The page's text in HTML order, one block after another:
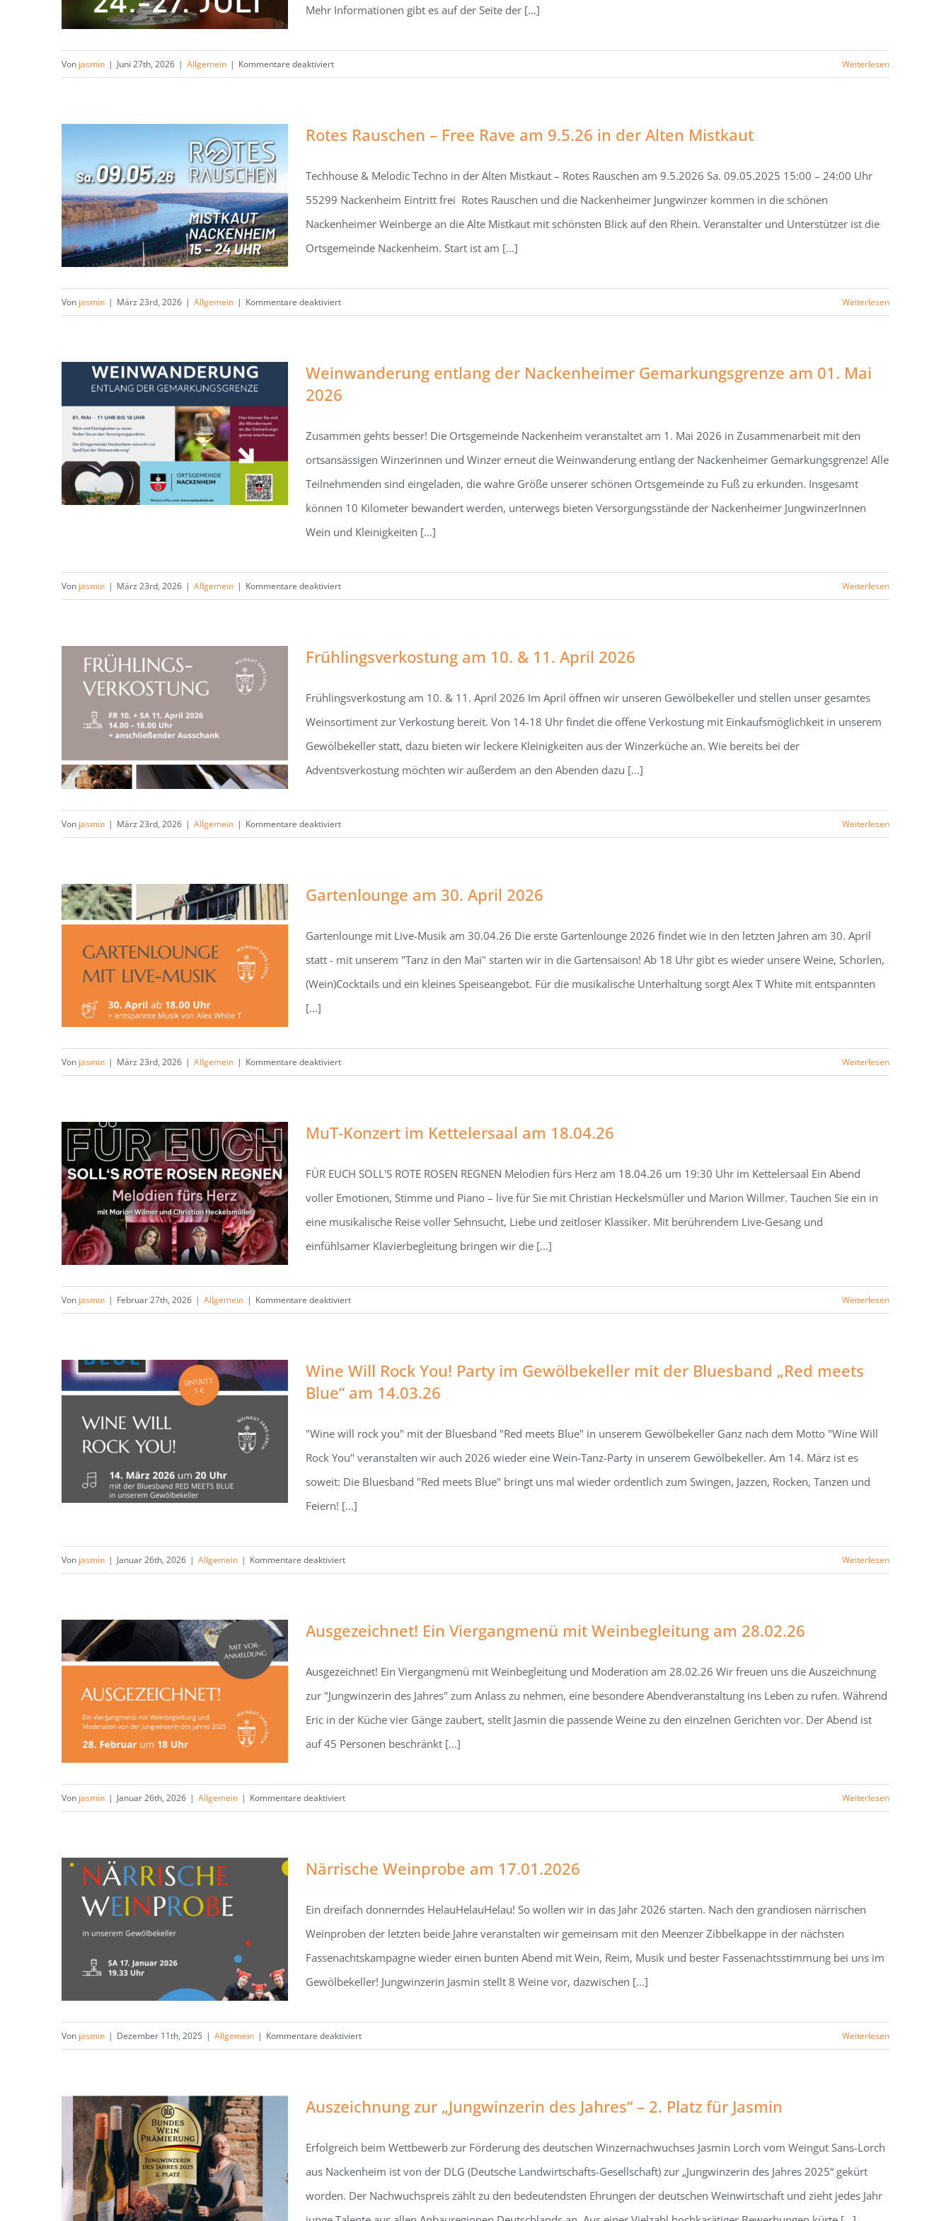
Mehr Informationen gibt es auf der Seite der [...]
Von jasmin | Juni 27th, 2026 | Allgemein | Kommentare deaktiviertfür
Weiterlesen
Rotes Rauschen – Free Rave am
9.5.26 in der Alten Mistkaut
Rotes Rauschen – Free Rave am 9.5.26 in der Alten Mistkaut
Techhouse & Melodic Techno in der Alten Mistkaut – Rotes Rauschen am 9.5.2026 Sa. 09.05.2025 15:00 – 24:00 Uhr
55299 Nackenheim Eintritt frei Rotes Rauschen und die Nackenheimer Jungwinzer kommen in die schönen
Nackenheimer Weinberge an die Alte Mistkaut mit schönsten Blick auf den Rhein. Veranstalter und Unterstützer ist die
Ortsgemeinde Nackenheim. Start ist am [...]
Von jasmin | März 23rd, 2026 | Allgemein | Kommentare deaktiviertfür
Free
Rave
9.5.26
in
Mistkaut
Weiterlesen
Weinwanderung entlang der
Nackenheimer
Gemarkungsgrenze am 01. Mai
2026
Weinwanderung entlang der Nackenheimer Gemarkungsgrenze am 01. Mai
2026
Zusammen gehts besser! Die Ortsgemeinde Nackenheim veranstaltet am 1. Mai 2026 in Zusammenarbeit mit den
ortsansässigen Winzerinnen und Winzer erneut die Weinwanderung entlang der Nackenheimer Gemarkungsgrenze! Alle
Teilnehmenden sind eingeladen, die wahre Größe unserer schönen Ortsgemeinde zu Fuß zu erkunden. Insgesamt
können 10 Kilometer bewandert werden, unterwegs bieten Versorgungsstände der Nackenheimer JungwinzerInnen
Wein und Kleinigkeiten [...]
Von jasmin | März 23rd, 2026 | Allgemein | Kommentare deaktiviertfür
Nackenheimer
am
01.
Weiterlesen
Frühlingsverkostung am 10. &
Frühlingsverkostung am 10. & 11. April 2026
Frühlingsverkostung am 10. & 11. April 2026 Im April öffnen wir unseren Gewölbekeller und stellen unser gesamtes
Weinsortiment zur Verkostung bereit. Von 14-18 Uhr findet die offene Verkostung mit Einkaufsmöglichkeit in unserem
Gewölbekeller statt, dazu bieten wir leckere Kleinigkeiten aus der Winzerküche an. Wie bereits bei der
Adventsverkostung möchten wir außerdem an den Abenden dazu [...]
Von jasmin | März 23rd, 2026 | Allgemein | Kommentare deaktiviertfür
&
April
2026
Weiterlesen
Gartenlounge am 30. April
2026
Gartenlounge am 30. April 2026
Gartenlounge mit Live-Musik am 30.04.26 Die erste Gartenlounge 2026 findet wie in den letzten Jahren am 30. April
statt - mit unserem "Tanz in den Mai" starten wir in die Gartensaison! Ab 18 Uhr gibt es wieder unsere Weine, Schorlen,
(Wein)Cocktails und ein kleines Speiseangebot. Für die musikalische Unterhaltung sorgt Alex T White mit entspannten
[...]
Von jasmin | März 23rd, 2026 | Allgemein | Kommentare deaktiviertfür
April
Weiterlesen
MuT-Konzert im Kettelersaal
am 18.04.26
MuT-Konzert im Kettelersaal am 18.04.26
FÜR EUCH SOLL'S ROTE ROSEN REGNEN Melodien fürs Herz am 18.04.26 um 19:30 Uhr im Kettelersaal Ein Abend
voller Emotionen, Stimme und Piano – live für Sie mit Christian Heckelsmüller und Marion Willmer. Tauchen Sie ein in
eine musikalische Reise voller Sehnsucht, Liebe und zeitloser Klassiker. Mit berührendem Live-Gesang und
einfühlsamer Klavierbegleitung bringen wir die [...]
Von jasmin | Februar 27th, 2026 | Allgemein | Kommentare deaktiviertfür
Kettelersaal
am
Weiterlesen
Wine Will Rock You! Party im
Gewölbekeller mit der
am 14.03.26
Wine Will Rock You! Party im Gewölbekeller mit der Bluesband „Red meets
Blue“ am 14.03.26
"Wine will rock you" mit der Bluesband "Red meets Blue" in unserem Gewölbekeller Ganz nach dem Motto "Wine Will
Rock You" veranstalten wir auch 2026 wieder eine Wein-Tanz-Party in unserem Gewölbekeller. Am 14. März ist es
soweit: Die Bluesband "Red meets Blue" bringt uns mal wieder ordentlich zum Swingen, Jazzen, Rocken, Tanzen und
Feiern! [...]
Von jasmin | Januar 26th, 2026 | Allgemein | Kommentare deaktiviertfür
You!
im
Gewölbekeller
Bluesband
meets
Weiterlesen
Ausgezeichnet! Ein
Viergangmenü mit
Weinbegleitung am 28.02.26
Ausgezeichnet! Ein Viergangmenü mit Weinbegleitung am 28.02.26
Ausgezeichnet! Ein Viergangmenü mit Weinbegleitung und Moderation am 28.02.26 Wir freuen uns die Auszeichnung
zur "Jungwinzerin des Jahres" zum Anlass zu nehmen, eine besondere Abendveranstaltung ins Leben zu rufen. Während
Eric in der Küche vier Gänge zaubert, stellt Jasmin die passende Weine zu den einzelnen Gerichten vor. Der Abend ist
auf 45 Personen beschränkt [...]
Von jasmin | Januar 26th, 2026 | Allgemein | Kommentare deaktiviertfür
mit
am
28.02.26
Weiterlesen
Närrische Weinprobe am
17.01.2026
Närrische Weinprobe am 17.01.2026
Ein dreifach donnerndes HelauHelauHelau! So wollen wir in das Jahr 2026 starten. Nach den grandiosen närrischen
Weinproben der letzten beide Jahre veranstalten wir gemeinsam mit den Meenzer Zibbelkappe in der nächsten
Fassenachtskampagne wieder einen bunten Abend mit Wein, Reim, Musik und bester Fassenachtsstimmung bei uns im
Gewölbekeller! Jungwinzerin Jasmin stellt 8 Weine vor, dazwischen [...]
Von jasmin | Dezember 11th, 2025 | Allgemein | Kommentare deaktiviertfür
17.01.2026
Weiterlesen
Auszeichnung zur
„Jungwinzerin des Jahres“ – 2.
Platz für Jasmin
Auszeichnung zur „Jungwinzerin des Jahres“ – 2. Platz für Jasmin
Erfolgreich beim Wettbewerb zur Förderung des deutschen Winzernachwuchses Jasmin Lorch vom Weingut Sans-Lorch
aus Nackenheim ist von der DLG (Deutsche Landwirtschafts-Gesellschaft) zur „Jungwinzerin des Jahres 2025“ gekürt
worden. Der Nachwuchspreis zählt zu den bedeutendsten Ehrungen der deutschen Weinwirtschaft und zieht jedes Jahr